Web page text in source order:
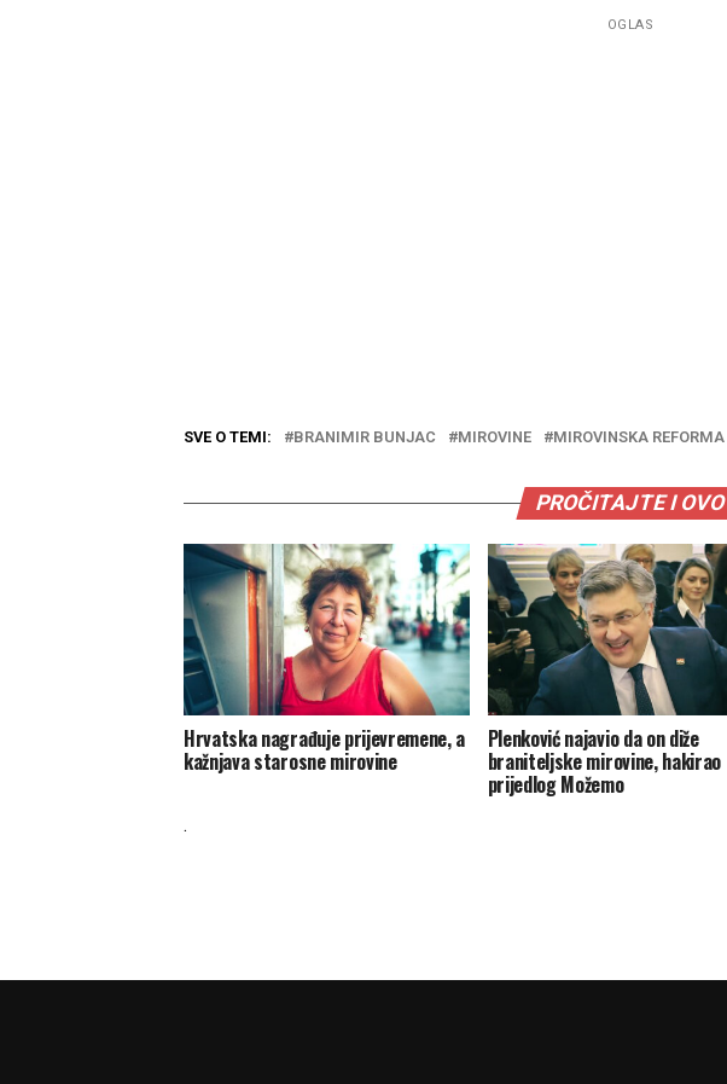
OGLAS
SVE O TEMI: BRANIMIR BUNJAC MIROVINE MIROVINSKA REFORMA
PROČITAJTE I OVO
Hrvatska nagrađuje prijevremene, a
kažnjava starosne mirovine
Plenković najavio da on diže
braniteljske mirovine, hakirao
prijedlog Možemo
.